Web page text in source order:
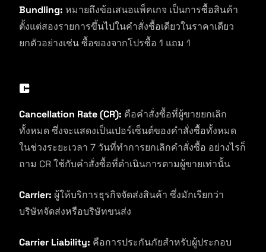
Bundling: หมายถึงข้อเสนอแพ็คเกจ เป็นการซื้อสินค้า
ตั้งแต่สองรายการขึ้นไปในคำสั่งซื้อเดียวในราคาเดียว
ยกตัวอย่างเช่น ซื้อของจากโปรซื้อ 1 แถม 1
C
Cancellation Rate (CR): คือคำสั่งซื้อที่ผู้ขายยกเลิก
ทั้งหมด ซึ่งจะแสดงเป็นเปอร์เซ็นต์ของคำสั่งซื้อทั้งหมด
ในช่วงระยะเวลา 7 วันที่ทำการยกเลิกคำสั่งซื้อ อย่างไรก็
ถาม CR ใช้กับคำสั่งซื้อที่ดำเนินการตามผู้ขายเท่านั้น
Carrier: ผู้ให้บริการธุรกิจจัดส่งสินค้า ซึ่งมักเรียกว่า
บริษัทจัดส่งหรือบริษัทขนส่ง
Carrier Liability: คือการประกันภัยสำหรับผู้ประกอบ